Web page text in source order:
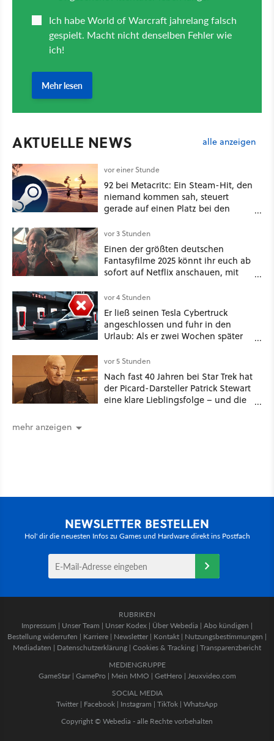
AKTUELLE NEWS alle anzeigen
vor einer Stunde
92 bei Metacritc: Ein Steam-Hit, den
niemand kommen sah, steuert
gerade auf einen Platz bei den
vor 3 Stunden
Einen der größten deutschen
Fantasyfilme 2025 könnt ihr euch ab
sofort auf Netflix anschauen, mit
vor 4 Stunden
Er ließ seinen Tesla Cybertruck
angeschlossen und fuhr in den
Urlaub: Als er zwei Wochen später
mehr an [Best of GameStar]
vor 5 Stunden
Nach fast 40 Jahren bei Star Trek hat
der Picard-Darsteller Patrick Stewart
eine klare Lieblingsfolge – und die
mehr anzeigen
NEWSLETTER BESTELLEN
Hol' dir die neuesten Infos zu Games und Hardware direkt ins Postfach
RUBRIKEN
Impressum | Unser Team | Unser Kodex | Über Webedia | Abo kündigen |
Bestellung widerrufen | Karriere | Newsletter | Kontakt | Nutzungsbestimmungen |
Mediadaten | Datenschutzerklärung | Cookies & Tracking | Transparenzbericht
MEDIENGRUPPE
GameStar| GamePro | Mein MMO | GetHero | Jeuxvideo.com
SOCIAL MEDIA
Twitter | Facebook | Instagram | TikTok | WhatsApp
Copyright © Webedia - alle Rechte vorbehalten